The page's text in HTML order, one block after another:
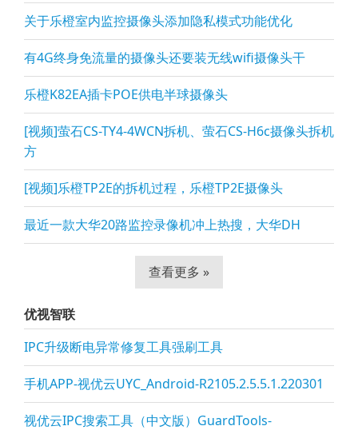
关于乐橙室内监控摄像头添加隐私模式功能优化
有4G终身免流量的摄像头还要装无线wifi摄像头干
乐橙K82EA插卡POE供电半球摄像头
[视频]萤石CS-TY4-4WCN拆机、萤石CS-H6c摄像头拆机
方
[视频]乐橙TP2E的拆机过程，乐橙TP2E摄像头
最近一款大华20路监控录像机冲上热搜，大华DH
查看更多 »
优视智联
IPC升级断电异常修复工具强刷工具
手机APP-视优云UYC_Android-R2105.2.5.5.1.220301
视优云IPC搜索工具（中文版）GuardTools-